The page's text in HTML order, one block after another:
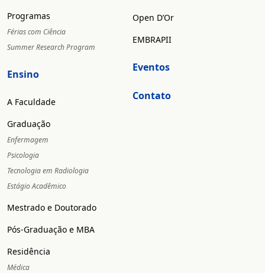
Programas
Férias com Ciência
Summer Research Program
Ensino
A Faculdade
Graduação
Enfermagem
Psicologia
Tecnologia em Radiologia
Estágio Acadêmico
Mestrado e Doutorado
Pós-Graduação e MBA
Residência
Médica
Open D’Or
EMBRAPII
Eventos
Contato